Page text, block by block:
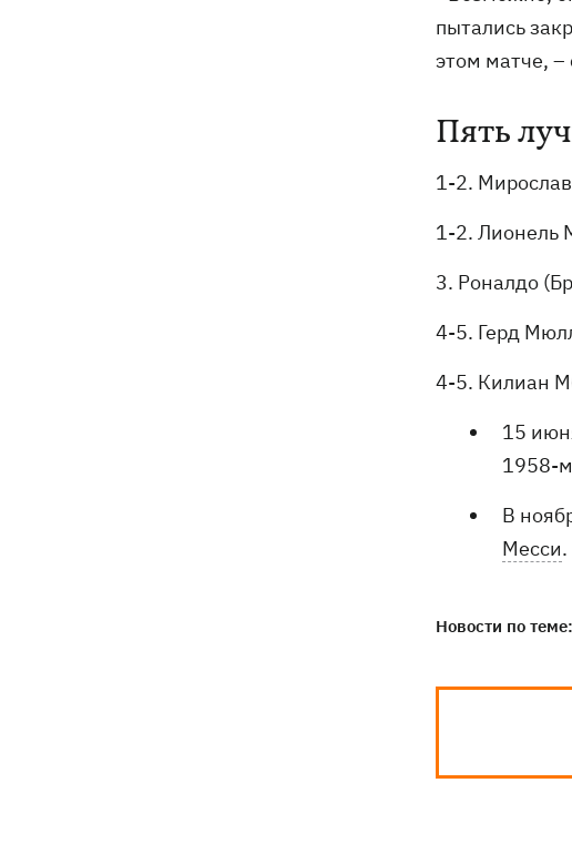
пытались
этом матче,
Пять
1-2.
1-2. Лионель
3. Роналдо
4-5. Герд
4-5. Килиан
15
1958-
В
Месси.
Новости по теме: